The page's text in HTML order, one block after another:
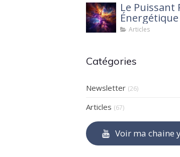
Le Puissant
Énergétique
mois de
Articles
Catégories
Newsletter (26)
Articles (67)
Voir ma chaine